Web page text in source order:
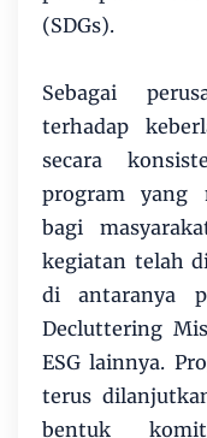
(SDGs).
Sebagai
terhadap
secara
program yang
bagi
kegiatan telah
di antaranya
Decluttering
ESG lainnya.
terus
bentuk